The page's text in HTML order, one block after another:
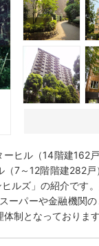
ヒル（14階建162
7～12階階建282
ルズ」の紹介です
ーパーや金融機関
制となっております